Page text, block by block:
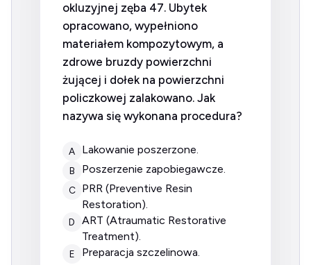
okluzyjnej zęba 47. Ubytek
opracowano, wypełniono
materiałem kompozytowym, a
zdrowe bruzdy powierzchni
żującej i dołek na powierzchni
policzkowej zalakowano. Jak
nazywa się wykonana procedura?
A lakowanie poszerzone.
B poszerzenie zapobiegawcze.
C
PRR (Preventive Resin
Restoration).
D
ART (Atraumatic Restorative
Treatment).
E preparacja szczelinowa.